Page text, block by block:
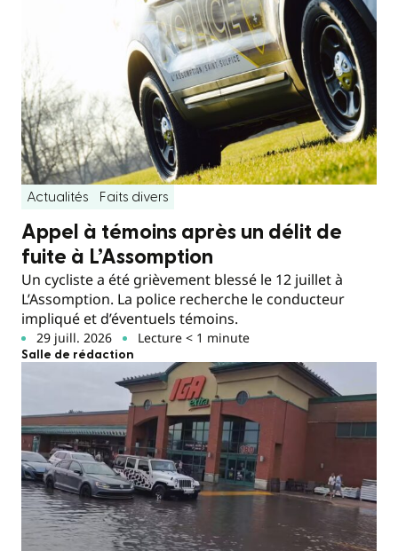
Actualités Faits divers
Appel à témoins après un délit de
fuite à L’Assomption
Un cycliste a été grièvement blessé le 12 juillet à
L’Assomption. La police recherche le conducteur
impliqué et d’éventuels témoins.
29 juill. 2026 Lecture < 1 minute
Salle de rédaction